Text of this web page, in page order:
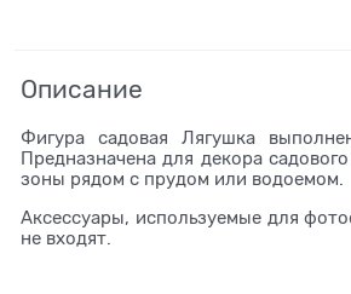
Описание
Фигура садовая Лягушка
Предназначена для декора
зоны рядом с прудом или водоемом.
Аксессуары, используемые для
не входят.